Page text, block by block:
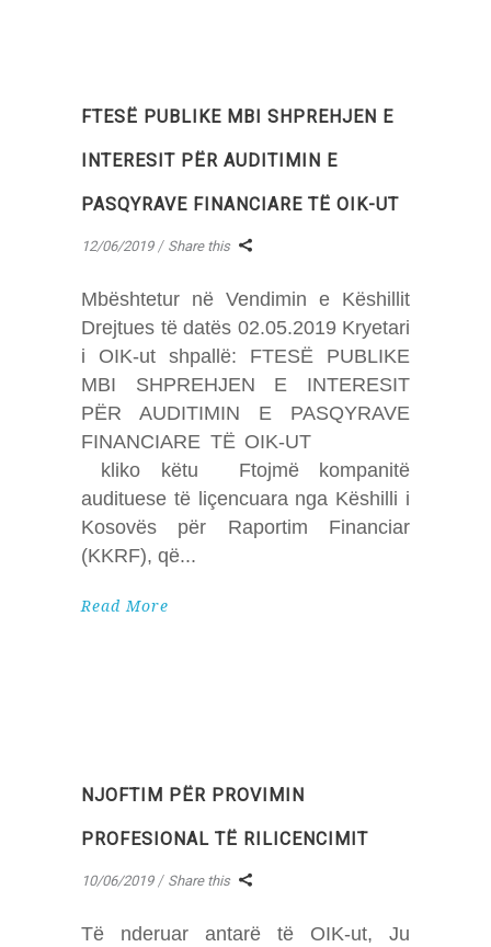
FTESË PUBLIKE MBI SHPREHJEN E
INTERESIT PËR AUDITIMIN E
PASQYRAVE FINANCIARE TË OIK-UT
12/06/2019 Share this
Mbështetur në Vendimin e Këshillit
Drejtues të datës 02.05.2019 Kryetari
i OIK-ut shpallë: FTESË PUBLIKE
MBI SHPREHJEN E INTERESIT
PËR AUDITIMIN E PASQYRAVE
FINANCIARE TË OIK-UT
kliko këtu Ftojmë kompanitë
audituese të liçencuara nga Këshilli i
Kosovës për Raportim Financiar
(KKRF), që
Read More
NJOFTIM PËR PROVIMIN
PROFESIONAL TË RILICENCIMIT
10/06/2019 Share this
Të nderuar antarë të OIK-ut, Ju